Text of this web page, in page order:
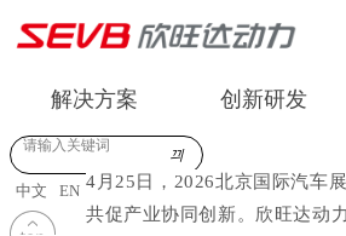
解决方案 创新研发
끠
中文 EN 4月25日，2026北京国际汽车
共促产业协同创新。欣旺达动